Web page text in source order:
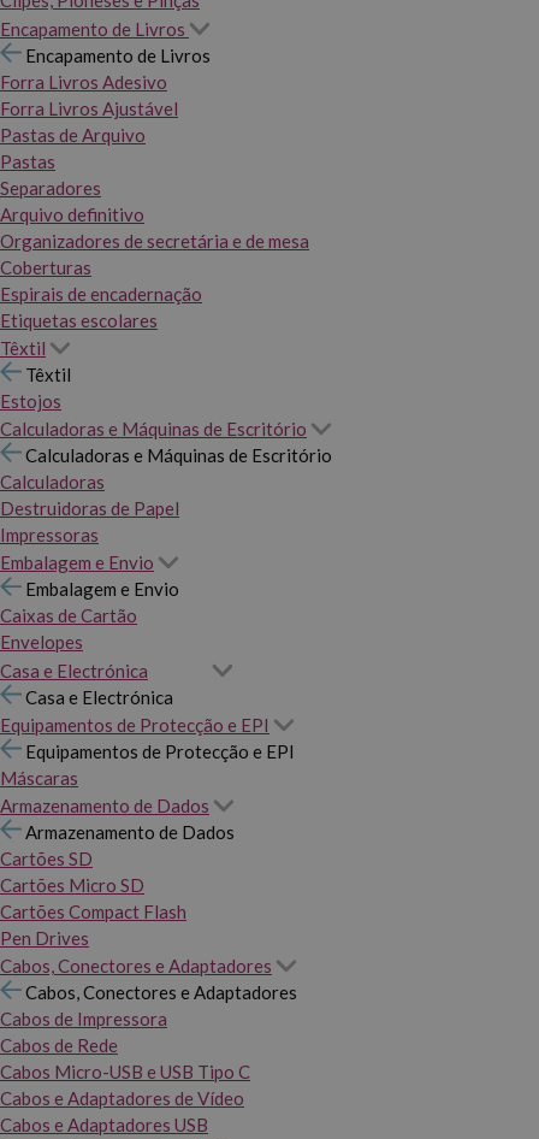
Encapamento de Livros
Encapamento de Livros
Forra Livros Adesivo
Forra Livros Ajustável
Pastas de Arquivo
Pastas
Separadores
Arquivo definitivo
Organizadores de secretária e de mesa
Coberturas
Espirais de encadernação
Etiquetas escolares
Têxtil
Têxtil
Estojos
Calculadoras e Máquinas de Escritório
Calculadoras e Máquinas de Escritório
Calculadoras
Destruidoras de Papel
Impressoras
Embalagem e Envio
Embalagem e Envio
Caixas de Cartão
Envelopes
Casa e Electrónica
Casa e Electrónica
Equipamentos de Protecção e EPI
Equipamentos de Protecção e EPI
Máscaras
Armazenamento de Dados
Armazenamento de Dados
Cartões SD
Cartões Micro SD
Cartões Compact Flash
Pen Drives
Cabos, Conectores e Adaptadores
Cabos, Conectores e Adaptadores
Cabos de Impressora
Cabos de Rede
Cabos Micro-USB e USB Tipo C
Cabos e Adaptadores de Vídeo
Cabos e Adaptadores USB